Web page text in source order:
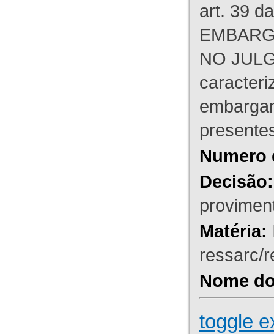
art. 39
NO
Numero
Decisão:
Matéria:
ressarc/
Nome
toggle